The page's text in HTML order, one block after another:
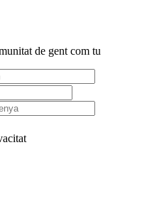
de gent com tu